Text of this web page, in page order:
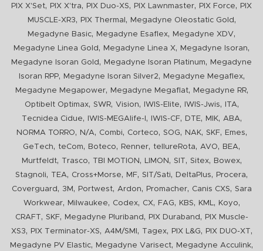
PIX X'Set, PIX X'tra, PIX Duo-XS, PIX Lawnmaster, PIX Force,
PIX
MUSCLE-XR3, PIX Thermal , Megadyne Oleostatic Gold ,
Megadyne Basic, Megadyne Esaflex, Megadyne XDV,
Megadyne Linea Gold , Megadyne Linea X, Megadyne Isoran,
Megadyne Isoran Gold , Megadyne Isoran Platinum,
Megadyne
Isoran RPP, Megadyne Isoran Silver2, Megadyne Megaflex,
Megadyne Megapower, Megadyne Megaflat, Megadyne RR,
Optibelt Optimax, SWR, Vision, IWIS-Elite, IWIS-Jwis, ITA,
Tecnidea Cidue, IWIS-MEGAlife-I , IWIS-CF, DTE, MIK, ABA,
NORMA TORRO, N/A, Combi, Corteco, SOG, NAK, SKF, Emes,
GeTech, teCom, Boteco, Renner, tellureRota, AVO, BEA,
Murtfeldt, Trasco, TBI MOTION , LIMON , SIT, Sitex, Bowex,
Stagnoli, TEA, Cross+Morse, MF, SIT/Sati, DeltaPlus, Procera,
Coverguard , 3M , Portwest, Ardon, Promacher, Canis CXS, Sara
Workwear, Milwaukee, Codex, CX, FAG, KBS, KML, Koyo,
CRAFT, SKF, Megadyne Pluriband , PIX Duraband ,
PIX Muscle-
XS3, PIX Terminator-XS, A4M/SMI , Tagex, PIX L&G, PIX DUO-XT,
Megadyne PV Elastic, Megadyne Varisect, Megadyne Acculink,